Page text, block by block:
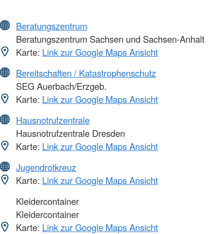
Beratungszentrum
Beratungszentrum Sachsen und Sachsen-Anhalt
Karte: Link zur Google Maps Ansicht
Bereitschaften / Katastrophenschutz
SEG Auerbach/Erzgeb.
Karte: Link zur Google Maps Ansicht
Hausnotrufzentrale
Hausnotrufzentrale Dresden
Karte: Link zur Google Maps Ansicht
Jugendrotkreuz
Karte: Link zur Google Maps Ansicht
Kleidercontainer
Kleidercontainer
Karte: Link zur Google Maps Ansicht